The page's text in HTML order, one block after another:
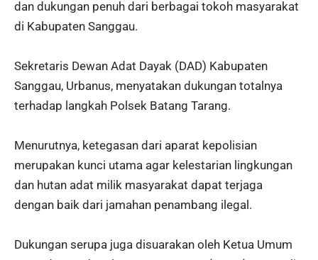
dan dukungan penuh dari berbagai tokoh masyarakat
di Kabupaten Sanggau.
Sekretaris Dewan Adat Dayak (DAD) Kabupaten
Sanggau, Urbanus, menyatakan dukungan totalnya
terhadap langkah Polsek Batang Tarang.
Menurutnya, ketegasan dari aparat kepolisian
merupakan kunci utama agar kelestarian lingkungan
dan hutan adat milik masyarakat dapat terjaga
dengan baik dari jamahan penambang ilegal.
Dukungan serupa juga disuarakan oleh Ketua Umum